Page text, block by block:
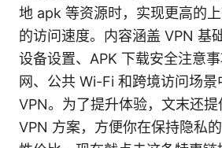
地 apk 等资源时，实现更高的
的访问速度。内容涵盖 VPN 基
设备设置、APK 下载安全注意
网、公共 Wi-Fi 和跨境访问场景
VPN。为了提升体验，文末还
VPN 方案，方便你在保持隐私